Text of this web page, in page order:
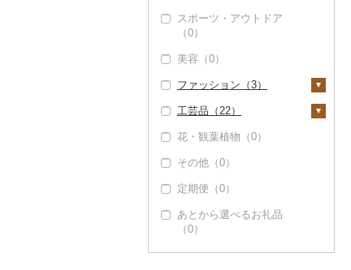
その他果物（0）
アイス・ジェラート
（0）
その他洋菓子（5）
煎餅・おかき（0）
羊羹（0）
饅頭（0）
大福（0）
その他和菓子（2）
スープ（0）
豆腐・納豆（0）
漬物（0）
缶詰・瓶詰（1）
肉（0）
魚（0）
果物（0）
ジャム（1）
（0）
乾物（0）
燻製（スモーク）
その他加工品（0）
酢（0）
こしょう（0）
その他調味料（1）
家具・インテリア（2
2）
タンス（0）
机・テーブル（0）
椅子・チェア・ソファ
ア（22）
寝具（0）
タオル（2）
泉州タオル（0）
その他タオル（2）
文房具・印鑑（2）
ボールペン（0）
ノート・ファイル
その他文房具（0）
食器（0）
キッチン用品（0）
日用品（0）
楽器・器材（0）
スポーツ・アウトドア
（0）
美容（0）
ファッション（3）
鞄・バッグ（0）
洋服（1）
女性・レディース
子供・ベビー（0）
その他洋服（1）
和服（0）
靴・履物（0）
アクセサリー（0）
工芸品（22）
織物（0）
陶器・漆器（0）
その他装飾品・工芸品
数珠（0）
工芸品（0）
花・観葉植物（0）
その他（0）
定期便（0）
あとから選べるお礼品
（0）